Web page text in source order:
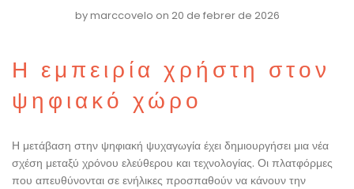
bymarccovelo on 20 de febrer de 2026
Η εμπειρία χρήστη στον
ψηφιακό χώρο
Η μετάβαση στην ψηφιακή ψυχαγωγία έχει δημιουργήσει μια νέα
σχέση μεταξύ χρόνου ελεύθερου και τεχνολογίας. Οι πλατφόρμες
που απευθύνονται σε ενήλικες προσπαθούν να κάνουν την